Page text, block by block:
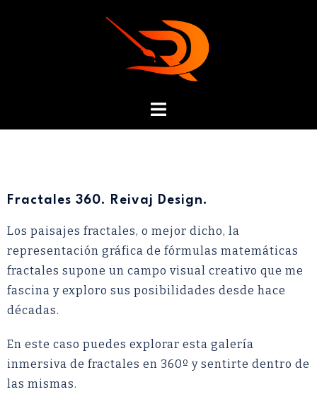
Fractales 360. Reivaj Design.
Los paisajes fractales, o mejor dicho, la
representación gráfica de fórmulas matemáticas
fractales supone un campo visual creativo que me
fascina y exploro sus posibilidades desde hace
décadas.
En este caso puedes explorar esta galería
inmersiva de fractales en 360º y sentirte dentro de
las mismas.